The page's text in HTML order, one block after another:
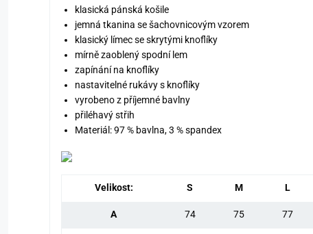
klasická pánská košile
jemná tkanina se šachovnicovým vzorem
klasický límec se skrytými knoflíky
mírně zaoblený spodní lem
zapínání na knoflíky
nastavitelné rukávy s knoflíky
vyrobeno z příjemné bavlny
přiléhavý střih
Materiál: 97 % bavlna, 3 % spandex
Velikost: S M L
A 74 75 77